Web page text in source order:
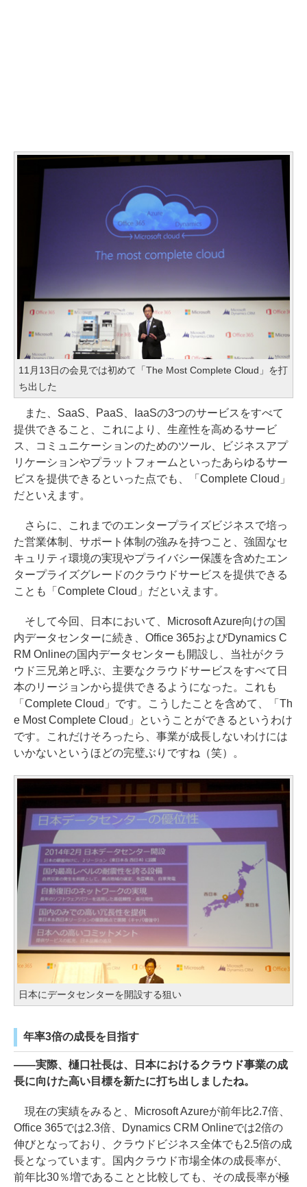
11月13日の会見では初めて「The Most Complete Cloud」を打
ち出した
また、SaaS、PaaS、IaaSの3つのサービスをすべて
提供できること、これにより、生産性を高めるサービ
ス、コミュニケーションのためのツール、ビジネスアプ
リケーションやプラットフォームといったあらゆるサー
ビスを提供できるといった点でも、「Complete Cloud」
だといえます。
さらに、これまでのエンタープライズビジネスで培っ
た営業体制、サポート体制の強みを持つこと、強固なセ
キュリティ環境の実現やプライバシー保護を含めたエン
タープライズグレードのクラウドサービスを提供できる
ことも「Complete Cloud」だといえます。
そして今回、日本において、Microsoft Azure向けの国
内データセンターに続き、Office 365およびDynamics C
RM Onlineの国内データセンターも開設し、当社がクラ
ウド三兄弟と呼ぶ、主要なクラウドサービスをすべて日
本のリージョンから提供できるようになった。これも
「Complete Cloud」です。こうしたことを含めて、「Th
e Most Complete Cloud」ということができるというわけ
です。これだけそろったら、事業が成長しないわけには
いかないというほどの完璧ぶりですね（笑）。
日本にデータセンターを開設する狙い
年率3倍の成長を目指す
――実際、樋口社長は、日本におけるクラウド事業の成
長に向けた高い目標を新たに打ち出しましたね。
現在の実績をみると、Microsoft Azureが前年比2.7倍、
Office 365では2.3倍、Dynamics CRM Onlineでは2倍の
伸びとなっており、クラウドビジネス全体でも2.5倍の成
長となっています。国内クラウド市場全体の成長率が、
前年比30％増であることと比較しても、その成長率が極